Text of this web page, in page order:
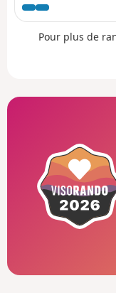
Obernai. Les
même
derniers sont très
colombages et
Pour plus de